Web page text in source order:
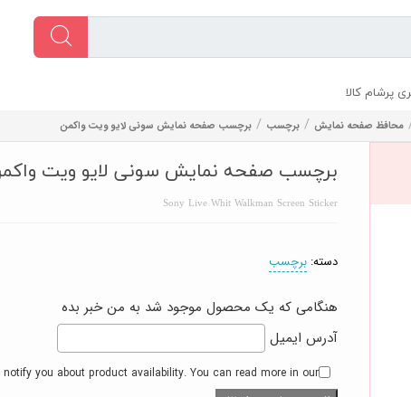
پرشام کالا
محافظ صفحه نمایش / برچسب / برچسب صفحه نمایش سونی لایو ویت واکمن
برچسب صفحه نمایش سونی لایو ویت
Sony Live Whit Walkman Screen Sticker
دسته:برچسب
هنگامی که یک محصول موجود شد به من خبر بده
آدرس ایمیل
you about product availability. You can read more in our